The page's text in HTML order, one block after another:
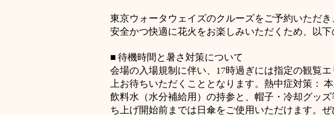
東京ウォータウェイズのクルーズをご予約いただ
安全かつ快適に花火をお楽しみいただくため、以
■ 待機時間と暑さ対策について
会場の入場規制に伴い、17時過ぎには指定の観覧
上お待ちいただくこととなります。熱中症対策：
飲料水（水分補給用）の持参と、帽子・冷却グッ
ち上げ開始前までは日傘をご使用いただけます。ぜ